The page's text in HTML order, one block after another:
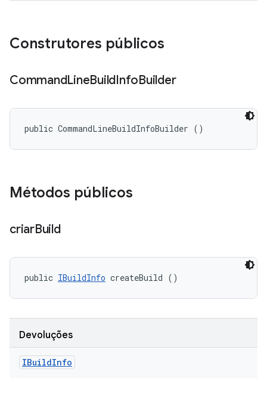
Construtores públicos
CommandLineBuildInfoBuilder
public CommandLineBuildInfoBuilder ()
Métodos públicos
criarBuild
public IBuildInfo createBuild ()
Devoluções
IBuildInfo